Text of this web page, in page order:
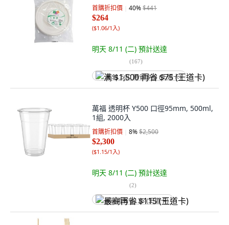
首購折扣價 40%$441
$264
($1.06/1入)
明天 8/11 (二) 預計送達
(167)
满 $1,500 再省 $75 (王道卡)
萬福 透明杯 Y500 口徑95mm, 500ml,
1組, 2000入
首購折扣價 8%$2,500
$2,300
($1.15/1入)
明天 8/11 (二) 預計送達
(2)
最高再省 $115 (王道卡)